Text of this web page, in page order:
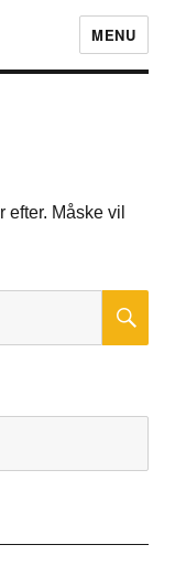
MENU
Måske vil